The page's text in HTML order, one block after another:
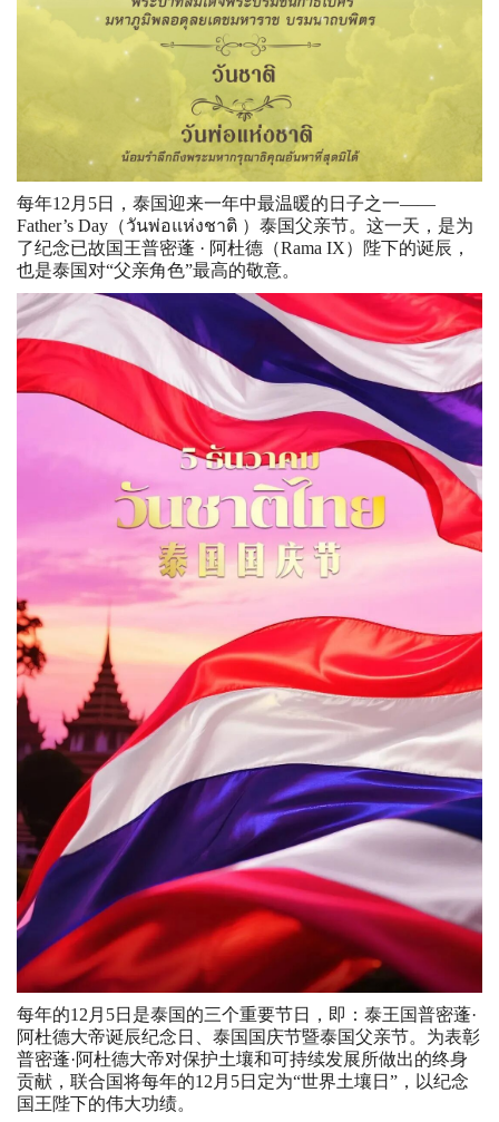
每年12月5日，泰国迎来一年中最温暖的日子之一——
Father’s Day（วันพ่อแห่งชาติ ）泰国父亲节。这一天，是为
了纪念已故国王普密蓬 · 阿杜德（Rama IX）陛下的诞辰，
也是泰国对“父亲角色”最高的敬意。
每年的12月5日是泰国的三个重要节日，即：泰王国普密蓬·
阿杜德大帝诞辰纪念日、泰国国庆节暨泰国父亲节。为表彰
普密蓬·阿杜德大帝对保护土壤和可持续发展所做出的终身
贡献，联合国将每年的12月5日定为“世界土壤日”，以纪念
国王陛下的伟大功绩。